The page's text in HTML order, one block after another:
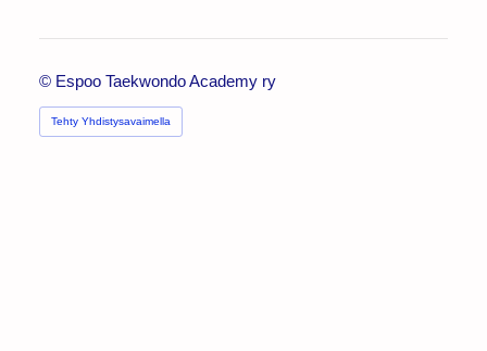
© Espoo Taekwondo Academy ry
Tehty Yhdistysavaimella